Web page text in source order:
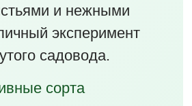
и нежными
эксперимент
садовода.
сорта